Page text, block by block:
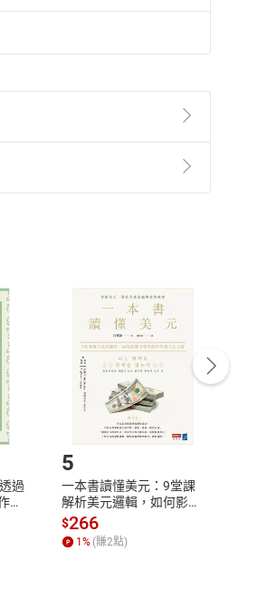
，「非以有形媒介提供之數位
」 「申請取消訂單/ 退
完成訂單
Complete
書
過
現
如
5
一本書讀懂美元：9堂課
解析美元邏輯，如何影響
全球經濟和每個人的投資
【電子書】
$266
1% (賺2點)